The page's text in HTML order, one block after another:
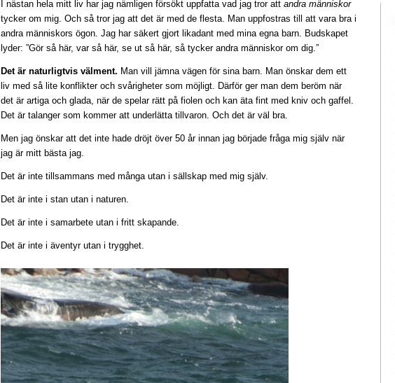
I nästan hela mitt liv har jag nämligen försökt uppfatta vad jag tror att andra människor
tycker om mig. Och så tror jag att det är med de flesta. Man uppfostras till att vara bra i
andra människors ögon. Jag har säkert gjort likadant med mina egna barn. Budskapet
lyder: ”Gör så här, var så här, se ut så här, så tycker andra människor om dig.”
Det är naturligtvis välment. Man vill jämna vägen för sina barn. Man önskar dem ett
liv med så lite konflikter och svårigheter som möjligt. Därför ger man dem beröm när
det är artiga och glada, när de spelar rätt på fiolen och kan äta fint med kniv och gaffel.
Det är talanger som kommer att underlätta tillvaron. Och det är väl bra.
Men jag önskar att det inte hade dröjt över 50 år innan jag började fråga mig själv när
jag är mitt bästa jag.
Det är inte tillsammans med många utan i sällskap med mig själv.
Det är inte i stan utan i naturen.
Det är inte i samarbete utan i fritt skapande.
Det är inte i äventyr utan i trygghet.